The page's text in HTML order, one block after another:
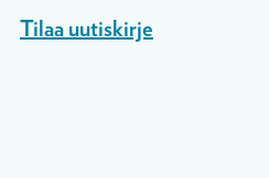
Tilaa uutiskirje